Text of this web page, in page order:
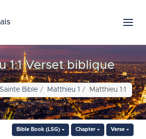
1:1 Verset biblique
Sainte Bible Matthieu 1 Matthieu 1:1
Bible Book (LSG) Chapter Verse